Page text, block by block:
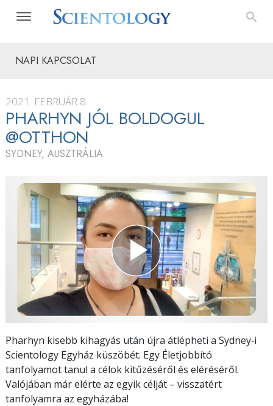
NAPI KAPCSOLAT
2021. FEBRUÁR 8.
PHARHYN JÓL BOLDOGUL
@OTTHON
SYDNEY, AUSZTRÁLIA
Pharhyn kisebb kihagyás után újra átlépheti a Sydney‑i
Scientology Egyház küszöbét. Egy Életjobbító
tanfolyamot tanul a célok kitűzéséről és eléréséről.
Valójában már elérte az egyik célját – visszatért
tanfolyamra az egyházába!